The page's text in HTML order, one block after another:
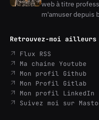
Gautreau
web à titre
m'amuser depuis
Retrouvez-moi ailleurs
Flux RSS
Ma chaine Youtube
Mon profil Github
Mon Profil Gitlab
Mon profil LinkedIn
Suivez moi sur